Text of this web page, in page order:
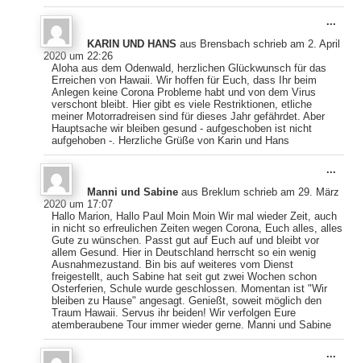
KARIN UND HANSaus Brensbach schrieb am 2. April
2020 um 22:26
Aloha aus dem Odenwald, herzlichen Glückwunsch für das
Erreichen von Hawaii. Wir hoffen für Euch, dass Ihr beim
Anlegen keine Corona Probleme habt und von dem Virus
verschont bleibt. Hier gibt es viele Restriktionen, etliche
meiner Motorradreisen sind für dieses Jahr gefährdet. Aber
Hauptsache wir bleiben gesund - aufgeschoben ist nicht
aufgehoben -. Herzliche Grüße von Karin und Hans
...
ein-/
Manni und Sabineaus Breklum schrieb am 29. März
2020 um 17:07
Hallo Marion, Hallo Paul Moin Moin Wir mal wieder Zeit, auch
in nicht so erfreulichen Zeiten wegen Corona, Euch alles, alles
Gute zu wünschen. Passt gut auf Euch auf und bleibt vor
allem Gesund. Hier in Deutschland herrscht so ein wenig
Ausnahmezustand. Bin bis auf weiteres vom Dienst
freigestellt, auch Sabine hat seit gut zwei Wochen schon
Osterferien, Schule wurde geschlossen. Momentan ist "Wir
bleiben zu Hause" angesagt. Genießt, soweit möglich den
Traum Hawaii. Servus ihr beiden! Wir verfolgen Eure
atemberaubene Tour immer wieder gerne. Manni und Sabine
...
ein-/
...